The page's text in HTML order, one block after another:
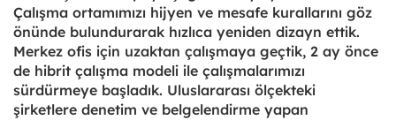
Çalışma ortamımızı hijyen ve mesafe kurallarını göz
önünde bulundurarak hızlıca yeniden dizayn ettik.
Merkez ofis için uzaktan çalışmaya geçtik, 2 ay önce
de hibrit çalışma modeli ile çalışmalarımızı
sürdürmeye başladık. Uluslararası ölçekteki
şirketlere denetim ve belgelendirme yapan